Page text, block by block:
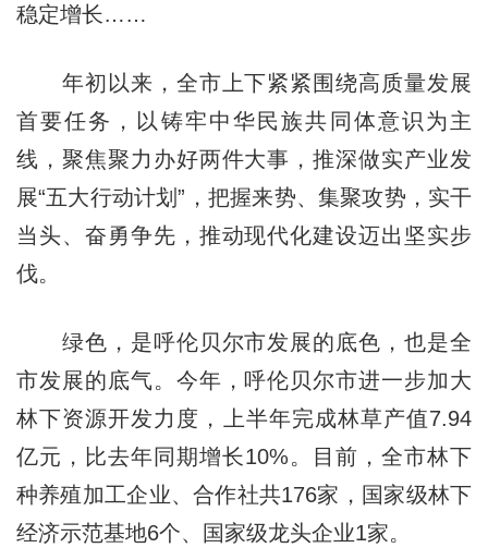
稳定增长……
年初以来，全市上下紧紧围绕高质量发展
首要任务，以铸牢中华民族共同体意识为主
线，聚焦聚力办好两件大事，推深做实产业发
展“五大行动计划”，把握来势、集聚攻势，实干
当头、奋勇争先，推动现代化建设迈出坚实步
伐。
绿色，是呼伦贝尔市发展的底色，也是全
市发展的底气。今年，呼伦贝尔市进一步加大
林下资源开发力度，上半年完成林草产值7.94
亿元，比去年同期增长10%。目前，全市林下
种养殖加工企业、合作社共176家，国家级林下
经济示范基地6个、国家级龙头企业1家。